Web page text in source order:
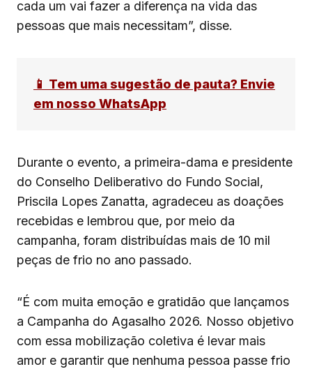
cada um vai fazer a diferença na vida das
pessoas que mais necessitam”, disse.
📱 Tem uma sugestão de pauta? Envie
em nosso WhatsApp
Durante o evento, a primeira-dama e presidente
do Conselho Deliberativo do Fundo Social,
Priscila Lopes Zanatta, agradeceu as doações
recebidas e lembrou que, por meio da
campanha, foram distribuídas mais de 10 mil
peças de frio no ano passado.
“É com muita emoção e gratidão que lançamos
a Campanha do Agasalho 2026. Nosso objetivo
com essa mobilização coletiva é levar mais
amor e garantir que nenhuma pessoa passe frio